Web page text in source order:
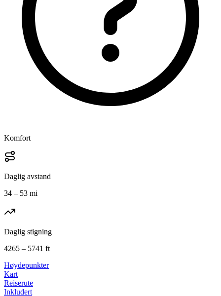
Komfort
Daglig avstand
34 – 53 mi
Daglig stigning
4265 – 5741 ft
Høydepunkter
Kart
Reiserute
Inkludert